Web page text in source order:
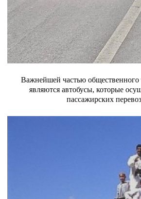
Важнейшей частью общественного
являются автобусы, которые
пассажирских